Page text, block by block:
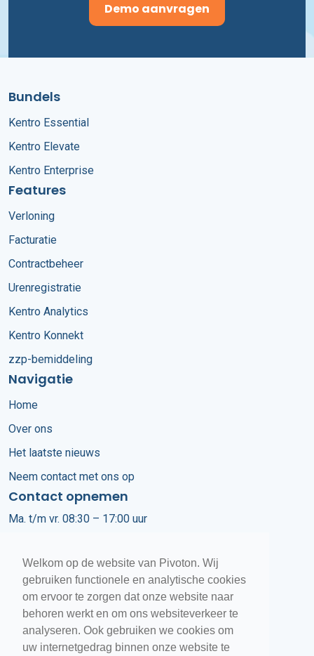
Welkom op de website van Pivoton. Wij
gebruiken functionele en analytische cookies
om ervoor te zorgen dat onze website naar
behoren werkt en om ons websiteverkeer te
analyseren. Ook gebruiken we cookies om
uw internetgedrag binnen onze website te
Demo aanvragen
Bundels
Kentro Essential
Kentro Elevate
Kentro Enterprise
Features
Verloning
Facturatie
Contractbeheer
Urenregistratie
Kentro Analytics
Kentro Konnekt
zzp-bemiddeling
Navigatie
Home
Over ons
Het laatste nieuws
Neem contact met ons op
Contact opnemen
Ma. t/m vr. 08:30 – 17:00 uur
info@pivoton.nl
Customer Services
+31 (0)318 670 400